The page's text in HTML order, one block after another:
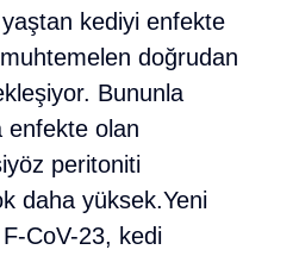
yaştan kediyi enfekte
doğrudan
Bununla
enfekte olan
peritoniti
daha yüksek.Yeni
CoV-23, kedi